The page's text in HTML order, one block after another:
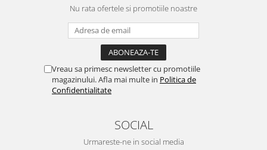
Nu rata ofertele si promotiile noastre
Vreau sa primesc newsletter cu promotiile
magazinului. Afla mai multe in Politica de
Confidentialitate
SOCIAL
Urmareste-ne in social media